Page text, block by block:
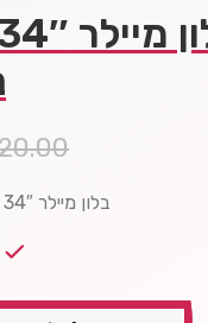
בלון מיילר 34″ ספרה 0 צבע כסף נצנץ